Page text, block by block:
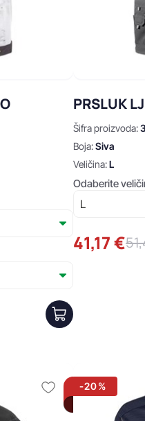
PRSLUK
Šifra proizvoda:
Boja:Siva
Veličina:L
Odaberite
41,17 €
-20%